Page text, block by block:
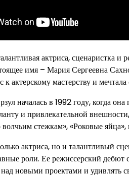
актриса, сценаристка
имя – Мария Сергеевна
к актерскому мастерству и
началась в 1992 году, когда
и привлекательной
стежкам», «Роковые
актриса, но и талантливый
роли. Ее режиссерский
над новыми проектами и удивлять